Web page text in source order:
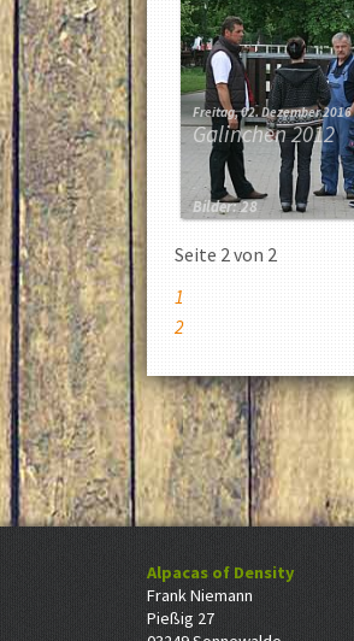
Freitag, 02. Dezember 2016
Galinchen 2012
Bilder: 28
Seite 2 von 2
1
2
Alpacas of Density
Frank Niemann
Pießig 27